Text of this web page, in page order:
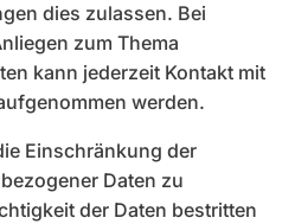
dies zulassen. Bei
zum Thema
kann jederzeit Kontakt mit
werden.
Einschränkung der
Daten zu
der Daten bestritten